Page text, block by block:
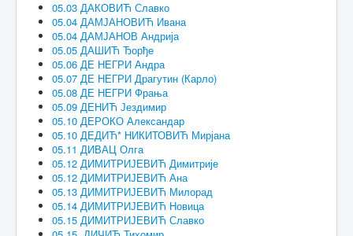
05.03 ДАКОВИЋ Славко
05.04 ДАМЈАНОВИЋ Ивана
05.04 ДАМЈАНОВ Андрија
05.05 ДАШИЋ Ђорђе
05.06 ДЕ НЕГРИ Андра
05.07 ДЕ НЕГРИ Драгутин (Карло)
05.08 ДЕ НЕГРИ Фрања
05.09 ДЕНИЋ Јездимир
05.10 ДЕРОКО Александар
05.10 ДЕДИЋ* НИКИТОВИЋ Мирјана
05.11 ДИВАЦ Олга
05.12 ДИМИТРИЈЕВИЋ Димитрије
05.12 ДИМИТРИЈЕВИЋ Ана
05.13 ДИМИТРИЈЕВИЋ Милорад
05.14 ДИМИТРИЈЕВИЋ Новица
05.15 ДИМИТРИЈЕВИЋ Славко